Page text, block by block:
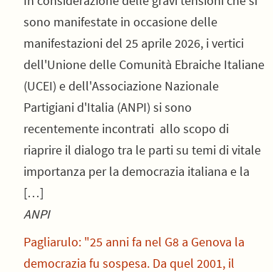
sono manifestate in occasione delle
manifestazioni del 25 aprile 2026, i vertici
dell'Unione delle Comunità Ebraiche Italiane
(UCEI) e dell'Associazione Nazionale
Partigiani d'Italia (ANPI) si sono
recentemente incontrati allo scopo di
riaprire il dialogo tra le parti su temi di vitale
importanza per la democrazia italiana e la
[…]
ANPI
Pagliarulo: "25 anni fa nel G8 a Genova la
democrazia fu sospesa. Da quel 2001, il